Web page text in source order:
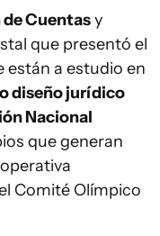
Cuentasy
que presentó el
están a estudio en
diseño jurídico
Nacional
que generan
Comité Olímpico